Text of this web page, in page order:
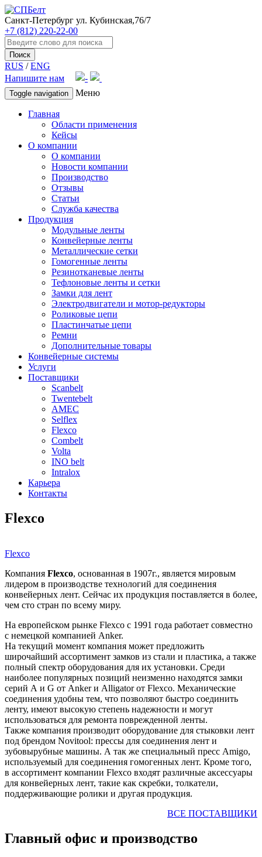
Санкт-Петербург ул. Кубинская,76/7
+7 (812) 220-22-00
Поиск
RUS /ENG
Напишите нам
Toggle navigation Меню
Главная
Области применения
Кейсы
О компании
О компании
Новости компании
Производство
Отзывы
Статьи
Служба качества
Продукция
Модульные ленты
Конвейерные ленты
Металлические сетки
Гомогенные ленты
Резинотканевые ленты
Тефлоновые ленты и сетки
Замки для лент
Электродвигатели и мотор-редукторы
Роликовые цепи
Пластинчатые цепи
Ремни
Дополнительные товары
Конвейерные системы
Услуги
Поставщики
Scanbelt
Twentebelt
АMEC
Selflex
Flexco
Combelt
Volta
INO belt
Intralox
Карьера
Контакты
Flexco
Flexco
Компания Flexco, основанная в 1907г., является мировым
лидером в производстве технологий для соединения
конвейерных лент. Сейчас их продукция поставляется в более,
чем сто стран по всему миру.
На европейском рынке Flexco с 1991 года работает совместно
с немецкой компанией Anker.
На текущий момент компания может предложить
широчайший ассортимент замков из стали и пластика, а также
полный спектр оборудования для их установки. Среди
наиболее популярных позиций неизменно находятся замки
серий А и G от Anker и Alligator от Flexco. Механические
соединения удобны тем, что позволяют быстро соединить
ленту, имеют высокую степень надежности и могут
использоваться для ремонта поврежденной ленты.
Также компания производит оборудование для стыковки лент
под брендом Novitool: прессы для соединения лент и
зубовырубные машины. А так же специальный пресс Amigo,
используемый для соединения гомогенных лент. Кроме того,
в ассортимент компании Flexco входят различные аксессуары
для конвейерных лент, такие как скребки, толкатели,
поддерживающие ролики и другая продукция.
ВСЕ ПОСТАВЩИКИ
Главный офис и производство